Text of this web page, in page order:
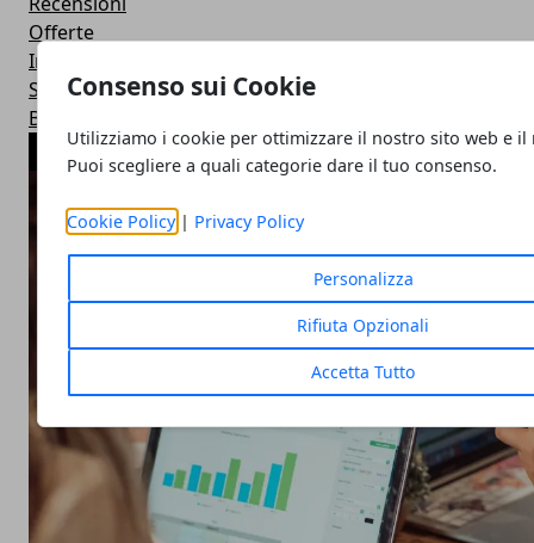
Consenso sui Cookie
Utilizziamo i cookie per ottimizzare il nostro sito web e il
Puoi scegliere a quali categorie dare il tuo consenso.
Cookie Policy| Privacy Policy
Personalizza
Rifiuta Opzionali
Accetta Tutto
Offerte
Intelligenza Artificiale
Startup & Innovazione
Business
ARTICOLI POPOLARI